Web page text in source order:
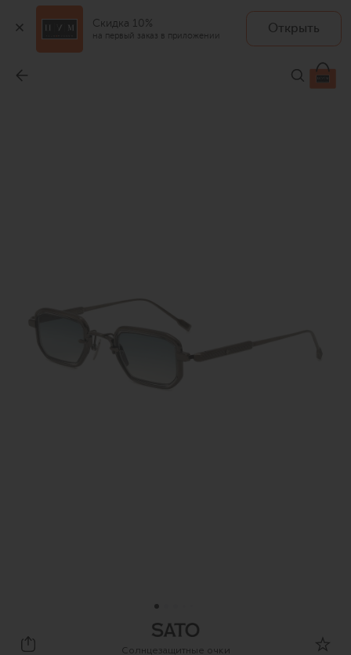
Скидка 10%
на первый заказ в приложении
Открыть
129 000 ₽
sato eyewear
Солнцезащитные очки